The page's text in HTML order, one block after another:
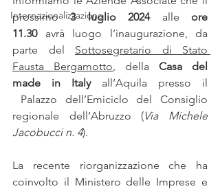
Internazionalizzazione
prossimo 3 luglio 2024 alle ore
11.30 avrà luogo l’inaugurazione, da
parte del Sottosegretario di Stato
Fausta Bergamotto, della Casa del
made in Italy all’Aquila presso il
Palazzo dell’Emiciclo del Consiglio
regionale dell’Abruzzo (Via Michele
Jacobucci n. 4).
La recente riorganizzazione che ha
coinvolto il Ministero delle Imprese e